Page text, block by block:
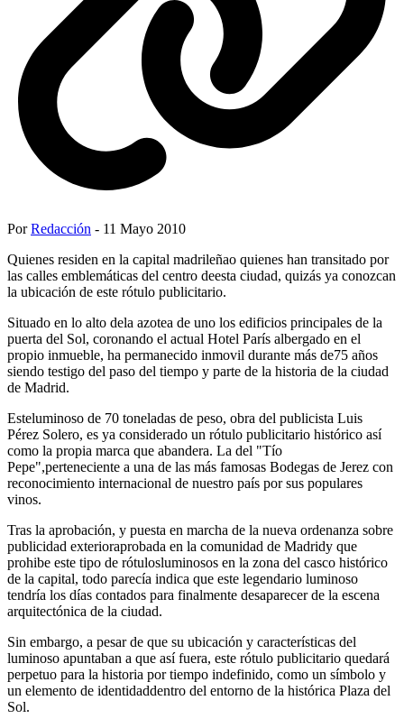
PorRedacción - 11 Mayo 2010
Quienes residen en la capital madrileñao quienes han transitado por
las calles emblemáticas del centro deesta ciudad, quizás ya conozcan
la ubicación de este rótulo publicitario.
Situado en lo alto dela azotea de uno los edificios principales de la
puerta del Sol, coronando el actual Hotel París albergado en el
propio inmueble, ha permanecido inmovil durante más de75 años
siendo testigo del paso del tiempo y parte de la historia de la ciudad
de Madrid.
Esteluminoso de 70 toneladas de peso, obra del publicista Luis
Pérez Solero, es ya considerado un rótulo publicitario histórico así
como la propia marca que abandera. La del "Tío
Pepe",perteneciente a una de las más famosas Bodegas de Jerez con
reconocimiento internacional de nuestro país por sus populares
vinos.
Tras la aprobación, y puesta en marcha de la nueva ordenanza sobre
publicidad exterioraprobada en la comunidad de Madridy que
prohibe este tipo de rótulosluminosos en la zona del casco histórico
de la capital, todo parecía indica que este legendario luminoso
tendría los días contados para finalmente desaparecer de la escena
arquitectónica de la ciudad.
Sin embargo, a pesar de que su ubicación y características del
luminoso apuntaban a que así fuera, este rótulo publicitario quedará
perpetuo para la historia por tiempo indefinido, como un símbolo y
un elemento de identidaddentro del entorno de la histórica Plaza del
Sol.